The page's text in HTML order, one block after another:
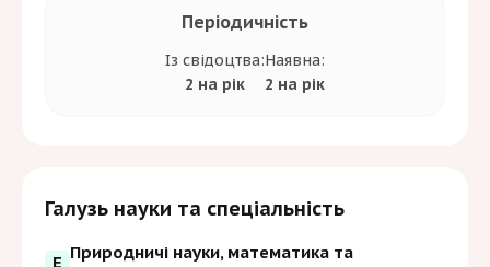
Галузь науки та спеціальність
E Природничі науки, математика та
Періодичність
Із свідоцтва:
2 на рік
Наявна:
2 на рік